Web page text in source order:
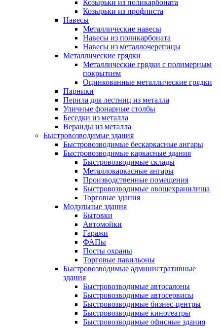
Козырьки из поликарбоната
Козырьки из профлиста
Навесы
Металлические навесы
Навесы из поликарбоната
Навесы из металлочерепицы
Металлические грядки
Металлические грядки с полимерным
покрытием
Оцинкованные металлические грядки
Парники
Перила для лестниц из металла
Уличные фонарные столбы
Беседки из металла
Веранды из металла
Быстровозводимые здания
Быстровозводимые бескаркасные ангары
Быстровозводимые каркасные здания
Быстровозводимые склады
Металлокаркасные ангары
Производственные помещения
Быстровозводимые овощехранилища
Торговые здания
Модульные здания
Бытовки
Автомойки
Гаражи
ФАПы
Посты охраны
Торговые павильоны
Быстровозводимые административные
здания
Быстровозводимые автосалоны
Быстровозводимые автосервисы
Быстровозводимые бизнес-центры
Быстровозводимые кинотеатры
Быстровозводимые офисные здания